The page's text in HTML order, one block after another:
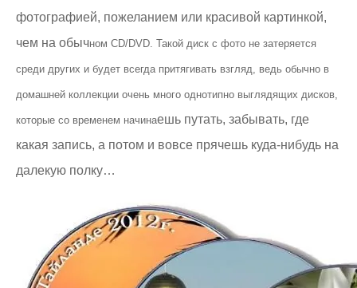
фотографией, пожеланием или красивой картинкой,
чем на обычном CD/DVD. Такой диск с фото не затеряется
среди других и будет всегда притягивать взгляд, ведь обычно в
домашней коллекции очень много однотипно выглядящих дисков,
которые со временем начинаешь путать, забывать, где
какая запись, а потом и вовсе прячешь куда-нибудь на
далекую полку…